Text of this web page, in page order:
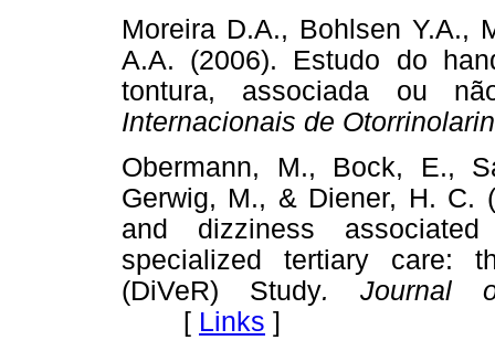
Moreira D.A., Bohlsen Y.A.,
A.A. (2006). Estudo do
tontura, associada ou
Internacionais de
Obermann, M., Bock, E.,
Gerwig, M., & Diener, H. C.
and dizziness
specialized tertiary care:
(DiVeR) Study. Journal
[ Links ]